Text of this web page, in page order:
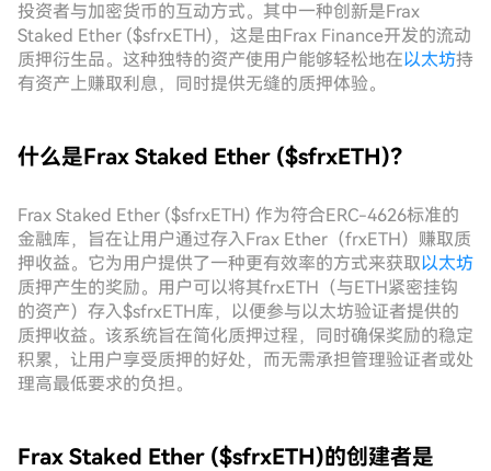
投资者与加密货币的互动方式。其中一种创新是Frax
Staked Ether ($sfrxETH)，这是由Frax Finance开发的流动
质押衍生品。这种独特的资产使用户能够轻松地在以太坊持
有资产上赚取利息，同时提供无缝的质押体验。
什么是Frax Staked Ether ($sfrxETH)？
Frax Staked Ether ($sfrxETH) 作为符合ERC-4626标准的
金融库，旨在让用户通过存入Frax Ether（frxETH）赚取质
押收益。它为用户提供了一种更有效率的方式来获取以太坊
质押产生的奖励。用户可以将其frxETH（与ETH紧密挂钩
的资产）存入$sfrxETH库，以便参与以太坊验证者提供的
质押收益。该系统旨在简化质押过程，同时确保奖励的稳定
积累，让用户享受质押的好处，而无需承担管理验证者或处
理高最低要求的负担。
Frax Staked Ether ($sfrxETH)的创建者是